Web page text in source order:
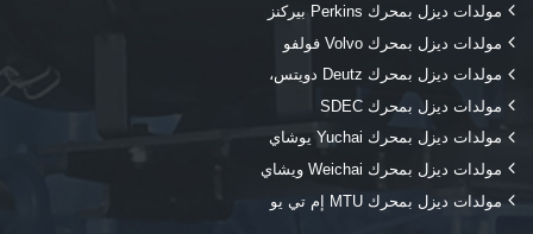
مولدات ديزل بمحرك Perkins بيركنز
مولدات ديزل بمحرك Volvo فولفو
مولدات ديزل بمحرك Deutz دويتس،
مولدات ديزل بمحرك SDEC
مولدات ديزل بمحرك Yuchai يوشاي
مولدات ديزل بمحرك Weichai ويشاي
مولدات ديزل بمحرك MTU إم تي يو